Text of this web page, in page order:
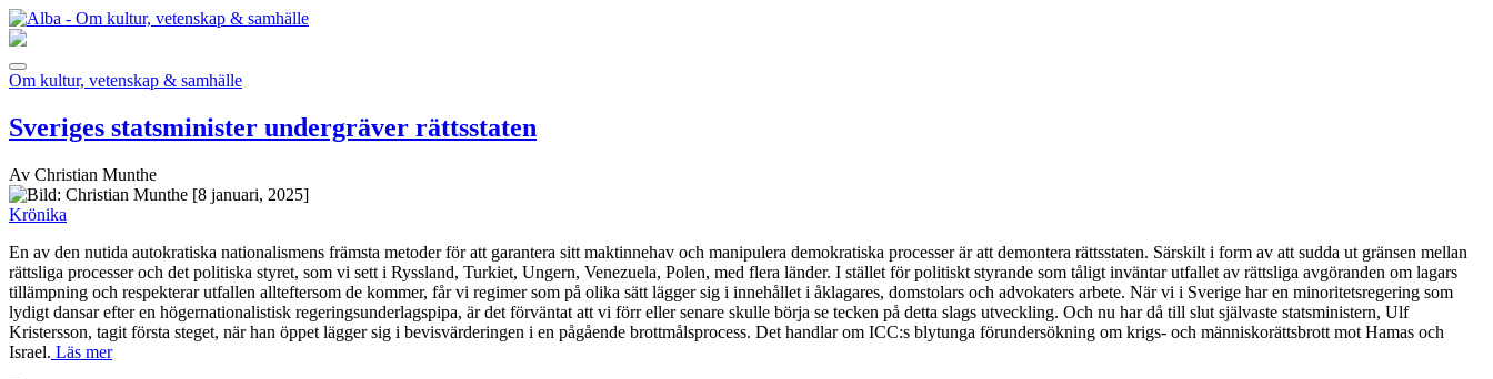
Om kultur, vetenskap & samhälle
Sveriges statsminister undergräver rättsstaten
Av Christian Munthe
[8 januari, 2025]
Krönika
En av den nutida autokratiska nationalismens främsta metoder för att garantera sitt maktinnehav och manipulera demokratiska processer är att demontera rättsstaten. Särskilt i form av att sudda ut gränsen mellan
rättsliga processer och det politiska styret, som vi sett i Ryssland, Turkiet, Ungern, Venezuela, Polen, med flera länder. I stället för politiskt styrande som tåligt inväntar utfallet av rättsliga avgöranden om lagars
tillämpning och respekterar utfallen allteftersom de kommer, får vi regimer som på olika sätt lägger sig i innehållet i åklagares, domstolars och advokaters arbete. När vi i Sverige har en minoritetsregering som
lydigt dansar efter en högernationalistisk regeringsunderlagspipa, är det förväntat att vi förr eller senare skulle börja se tecken på detta slags utveckling. Och nu har då till slut självaste statsministern, Ulf
Kristersson, tagit första steget, när han öppet lägger sig i bevisvärderingen i en pågående brottmålsprocess. Det handlar om ICC:s blytunga förundersökning om krigs- och människorättsbrott mot Hamas och
Israel. Läs mer